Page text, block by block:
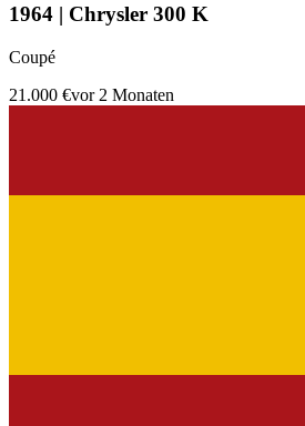
1964 | Chrysler 300 K
Coupé
21.000 €vor 2 Monaten